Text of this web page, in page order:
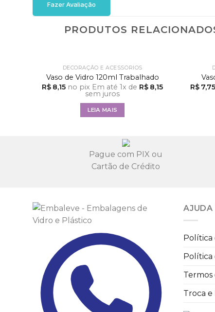
Fazer Avaliação
PRODUTOS
FORA DE ESTOQUE
DECORAÇÃO E ACESSÓRIOS
Vaso de Vidro 120ml Trabalhado
R$ 8,15 no pix Em até1x de R$ 8,15
sem juros
LEIA MAIS
R$ 7,75
Pague com PIX ou
Cartão de Crédito
AJUDA
Política
Política
Termos
Troca